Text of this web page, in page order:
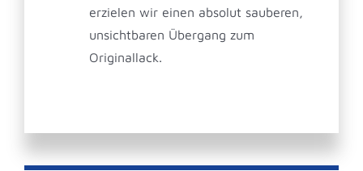
erzielen wir einen absolut sauberen,
unsichtbaren Übergang zum
Originallack.